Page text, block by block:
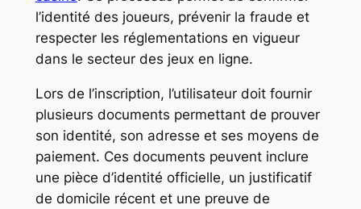
l’identité des joueurs, prévenir la fraude et
respecter les réglementations en vigueur
dans le secteur des jeux en ligne.
Lors de l’inscription, l’utilisateur doit fournir
plusieurs documents permettant de prouver
son identité, son adresse et ses moyens de
paiement. Ces documents peuvent inclure
une pièce d’identité officielle, un justificatif
de domicile récent et une preuve de